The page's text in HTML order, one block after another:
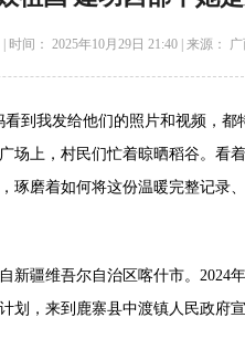
时间： 2025年10月29日 21:40 来源：
看到我发给他们的照片和视频，
场上，村民们忙着晾晒稻谷。看
琢磨着如何将这份温暖完整记录、
新疆维吾尔自治区喀什市。2024
划，来到鹿寨县中渡镇人民政府